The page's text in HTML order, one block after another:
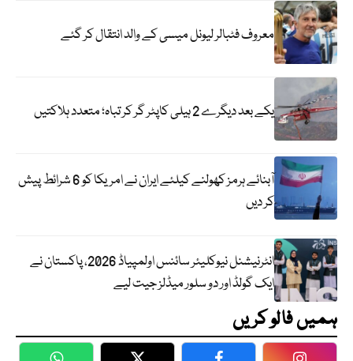
معروف فٹبالر لیونل میسی کے والد انتقال کر گئے
یکے بعد دیگرے 2 ہیلی کاپٹر گر کر تباہ؛ متعدد ہلاکتیں
آبنائے ہرمز کھولنے کیلئے ایران نے امریکا کو 6 شرائط پیش
کر دیں
انٹرنیشنل نیوکلیئر سائنس اولمپیاڈ 2026، پاکستان نے
ایک گولڈ اور دو سلور میڈلز جیت لیے
ہمیں فالو کریں